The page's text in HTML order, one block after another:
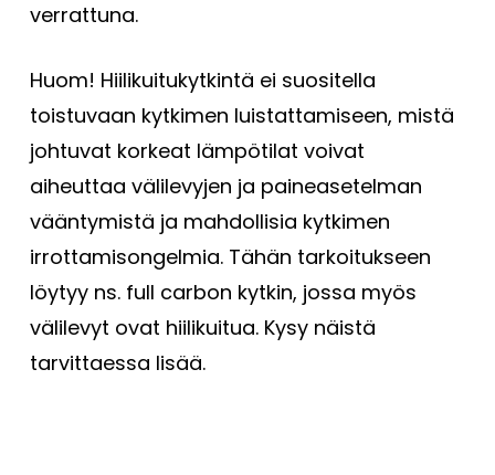
verrattuna.
Huom! Hiilikuitukytkintä ei suositella
toistuvaan kytkimen luistattamiseen, mistä
johtuvat korkeat lämpötilat voivat
aiheuttaa välilevyjen ja paineasetelman
vääntymistä ja mahdollisia kytkimen
irrottamisongelmia. Tähän tarkoitukseen
löytyy ns. full carbon kytkin, jossa myös
välilevyt ovat hiilikuitua. Kysy näistä
tarvittaessa lisää.